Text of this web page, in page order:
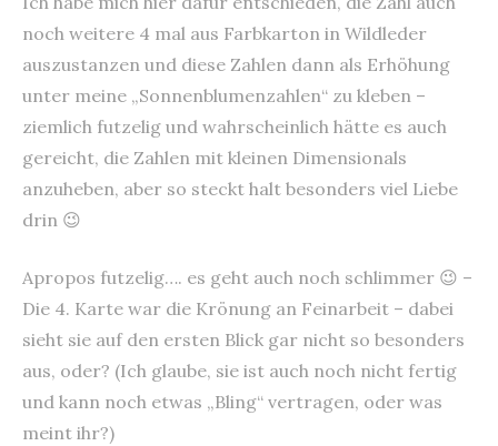
noch weitere 4 mal aus Farbkarton in Wildleder
auszustanzen und diese Zahlen dann als Erhöhung
unter meine „Sonnenblumenzahlen“ zu kleben –
ziemlich futzelig und wahrscheinlich hätte es auch
gereicht, die Zahlen mit kleinen Dimensionals
anzuheben, aber so steckt halt besonders viel Liebe
drin 😉
Apropos futzelig…. es geht auch noch schlimmer 😉 –
Die 4. Karte war die Krönung an Feinarbeit – dabei
sieht sie auf den ersten Blick gar nicht so besonders
aus, oder? (Ich glaube, sie ist auch noch nicht fertig
und kann noch etwas „Bling“ vertragen, oder was
meint ihr?)